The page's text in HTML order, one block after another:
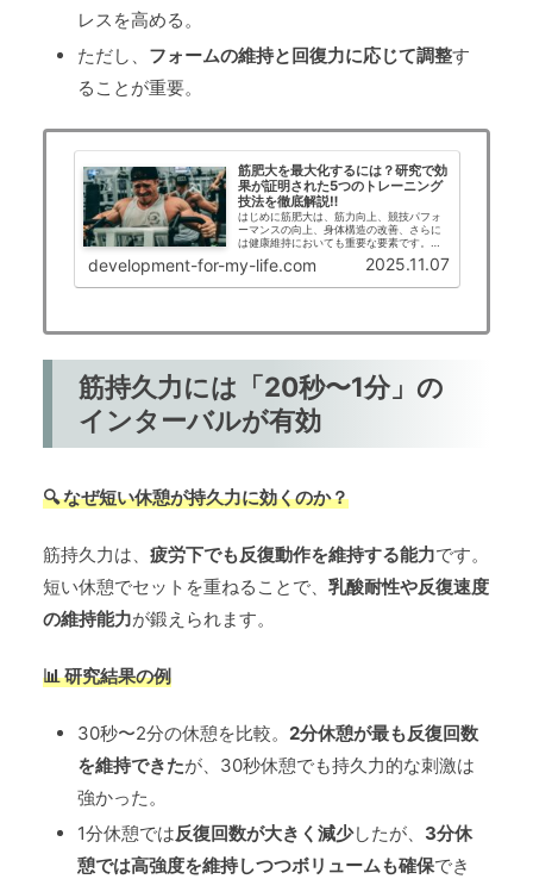
レスを高める。
ただし、 フォームの維持と回復力に応じて調整す
ることが重要。
筋肥大を最大化するには？研究で効
果が証明された5つのトレーニング
技法を徹底解説‼
はじめに筋肥大は、筋力向上、競技パフォ
ーマンスの向上、身体構造の改善、さらに
は健康維持においても重要な要素です。近
年では、筋肥大を目的としたレジスタンス
トレーニング（筋トレ）に関する研究が進
development-for-my-life.com 2025.11.07
筋持久力には「20秒〜1分」の
インターバルが有効
🔍 なぜ短い休憩が持久力に効くのか？
筋持久力は、 疲労下でも反復動作を維持する能力です。
短い休憩でセットを重ねることで、 乳酸耐性や反復速度
の維持能力が鍛えられます。
📊 研究結果の例
30秒〜2分の休憩を比較。 2分休憩が最も反復回数
を維持できたが、30秒休憩でも持久力的な刺激は
強かった。
1分休憩では反復回数が大きく減少したが、 3分休
憩では高強度を維持しつつボリュームも確保でき